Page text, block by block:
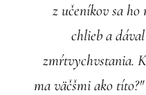
z učeníkov sa ho
chlieb a
zmŕtvychvstania.
ma väčšmi ako